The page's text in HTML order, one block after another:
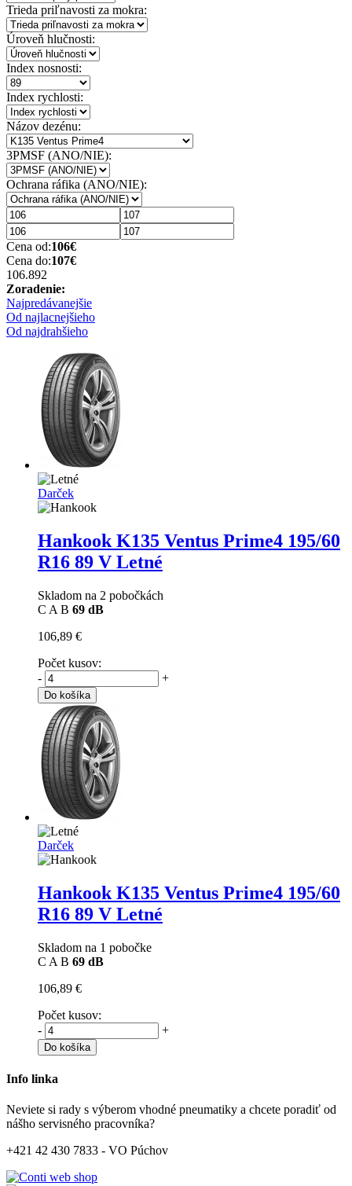
Trieda priľnavosti za mokra:
Úroveň hlučnosti:
Index nosnosti:
Index rychlosti:
Názov dezénu:
3PMSF (ANO/NIE):
Ochrana ráfika (ANO/NIE):
Cena od:106€
Cena do:107€
106.892
Zoradenie:
Najpredávanejšie
Od najlacnejšieho
Od najdrahšieho
Darček
Hankook K135 Ventus Prime4 195/60
R16 89 V Letné
Skladom na 2 pobočkách
C A B 69 dB
106,89 €
Počet kusov:
-
+
Do košíka
Darček
Hankook K135 Ventus Prime4 195/60
R16 89 V Letné
Skladom na 1 pobočke
C A B 69 dB
106,89 €
Počet kusov:
-
+
Do košíka
Info linka
Neviete si rady s výberom vhodné pneumatiky a chcete poradiť od
nášho servisného pracovníka?
+421 42 430 7833 - VO Púchov